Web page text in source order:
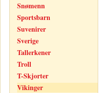
Snømenn
Sportsbarn
Suvenirer
Sverige
Tallerkener
Troll
T-Skjorter
Vikinger